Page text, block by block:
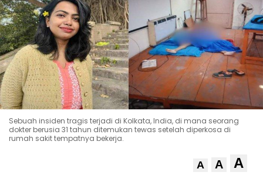
Sebuah insiden tragis terjadi di Kolkata, India, di mana seorang
dokter berusia 31 tahun ditemukan tewas setelah diperkosa di
rumah sakit tempatnya bekerja.
A A A